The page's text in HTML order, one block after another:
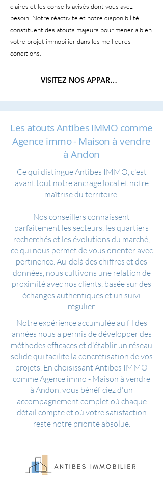
claires et les conseils avisés dont vous avez
besoin. Notre réactivité et notre disponibilité
constituent des atouts majeurs pour mener à bien
votre projet immobilier dans les meilleures
conditions.
VISITEZ NOS APPARTEMENTS
Les atouts Antibes IMMO comme
Agence immo - Maison à vendre
à Andon
Ce qui distingue Antibes IMMO, c'est
avant tout notre ancrage local et notre
maîtrise du territoire.
Nos conseillers connaissent
parfaitement les secteurs, les quartiers
recherchés et les évolutions du marché,
ce qui nous permet de vous orienter avec
pertinence. Au-delà des chiffres et des
données, nous cultivons une relation de
proximité avec nos clients, basée sur des
échanges authentiques et un suivi
régulier.
Notre expérience accumulée au fil des
années nous a permis de développer des
méthodes efficaces et d'établir un réseau
solide qui facilite la concrétisation de vos
projets. En choisissant Antibes IMMO
comme Agence immo - Maison à vendre
à Andon, vous bénéficiez d'un
accompagnement complet où chaque
détail compte et où votre satisfaction
reste notre priorité absolue.